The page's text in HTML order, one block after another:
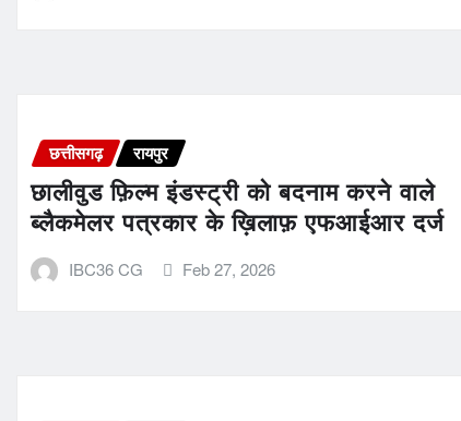
छत्तीसगढ़ रायपुर
छालीवुड फ़िल्म इंडस्ट्री को बदनाम करने वाले
ब्लैकमेलर पत्रकार के ख़िलाफ़ एफआईआर दर्ज
IBC36 CG Feb 27, 2026